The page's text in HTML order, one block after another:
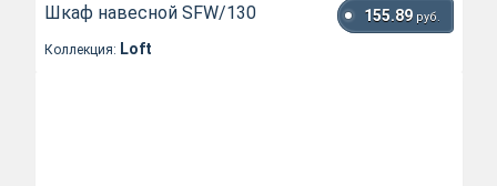
Шкаф навесной SFW/130 155.89 руб.
Коллекция: Loft